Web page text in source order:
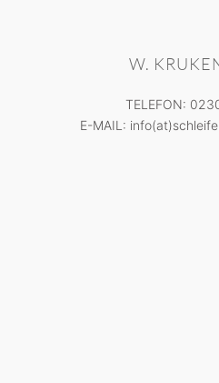
W.
TELEFON:
E-MAIL: